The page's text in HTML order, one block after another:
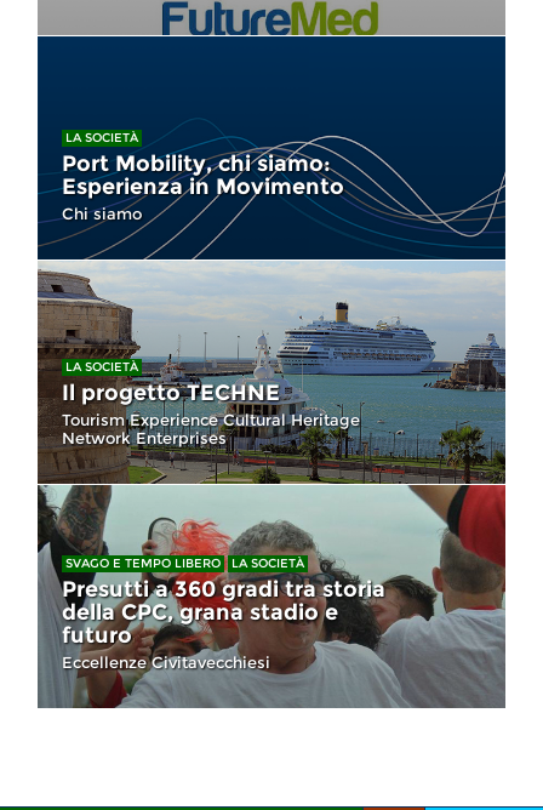
LA SOCIETÀ
Port Mobility, chi siamo:
Esperienza in Movimento
Chi siamo
LA SOCIETÀ
Il progetto TECHNE
Tourism Experience Cultural Heritage
Network Enterprises
SVAGO E TEMPO LIBERO LA SOCIETÀ
Presutti a 360 gradi tra storia
della CPC, grana stadio e
futuro
Eccellenze Civitavecchiesi